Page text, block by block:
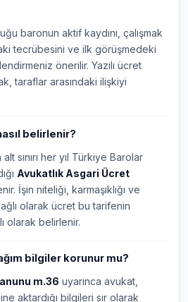
baronun aktif kaydını, çalışmak
tecrübesini ve ilk görüşmedeki
önerilir. Yazılı ücret
taraflar arasındaki ilişkiyi
belirlenir?
sınırı her yıl Türkiye Barolar
Avukatlık Asgari Ücret
İşin niteliği, karmaşıklığı ve
olarak ücret bu tarifenin
olarak belirlenir.
bilgiler korunur mu?
m.36 uyarınca avukat,
aktardığı bilgileri sır olarak